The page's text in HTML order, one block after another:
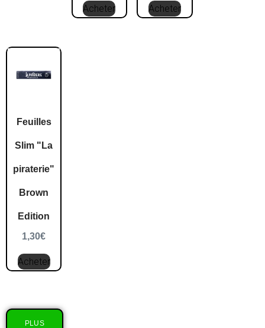
Acheter Acheter
Feuilles
Slim "La
piraterie"
Brown
Edition
1,30€
Acheter
PLUS